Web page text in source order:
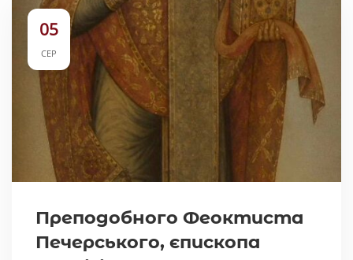
05
СЕР
Преподобного Феоктиста
Печерського, єпископа